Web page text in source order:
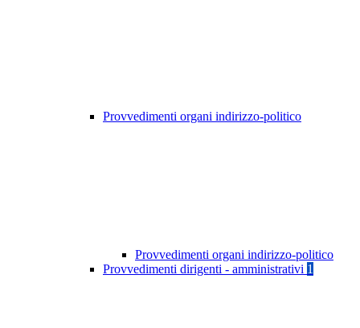
Provvedimenti organi indirizzo-politico
Provvedimenti organi indirizzo-politico
Provvedimenti dirigenti - amministrativi 1